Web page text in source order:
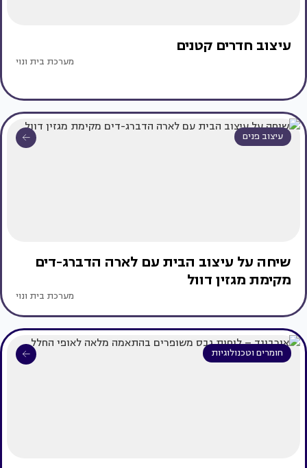
עיצוב חדרים קטנים
מערכת בית ונוי
עיצוב פנים
שיחה על עיצוב הבית עם לארה הדברג-דים
מקימת מגזין דוול
מערכת בית ונוי
חומרים וטכנולוגיות